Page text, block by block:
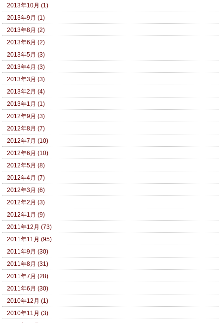
2013年10月 (1)
2013年9月 (1)
2013年8月 (2)
2013年6月 (2)
2013年5月 (3)
2013年4月 (3)
2013年3月 (3)
2013年2月 (4)
2013年1月 (1)
2012年9月 (3)
2012年8月 (7)
2012年7月 (10)
2012年6月 (10)
2012年5月 (8)
2012年4月 (7)
2012年3月 (6)
2012年2月 (3)
2012年1月 (9)
2011年12月 (73)
2011年11月 (95)
2011年9月 (30)
2011年8月 (31)
2011年7月 (28)
2011年6月 (30)
2010年12月 (1)
2010年11月 (3)